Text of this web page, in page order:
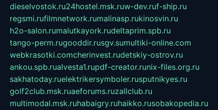
dieselvostok.ru24hostel.msk.ruw-dev.ruf-ship.ru
regsmi.rufilmnetwork.rumalinasp.rukinosvin.ru
h2o-salon.rumalutkayork.rudeltaprim.spb.ru
tango-perm.rugooddir.rusgv.sumultiki-online.com
webkrasotki.comcherinvest.rudetskiy-ostrov.ru
ankou.spb.rualvesta1.rupdf-creator.runix-files.org.ru
sakhatoday.ruelektrikersymboler.rusputnikyes.ru
golf2club.msk.ruaeforums.ruzallclub.ru
multimodal.msk.ruhabaigry.ruhaikko.rusobakopedia.ru